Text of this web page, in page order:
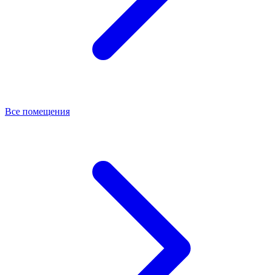
Все помещения